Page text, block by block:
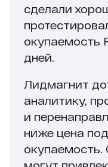
сделали
окупаемость
дней.
Лидмагнит
аналитику,
и
ниже цена
окупаемость.